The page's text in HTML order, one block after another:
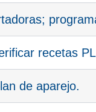
recetas
de aparejo.